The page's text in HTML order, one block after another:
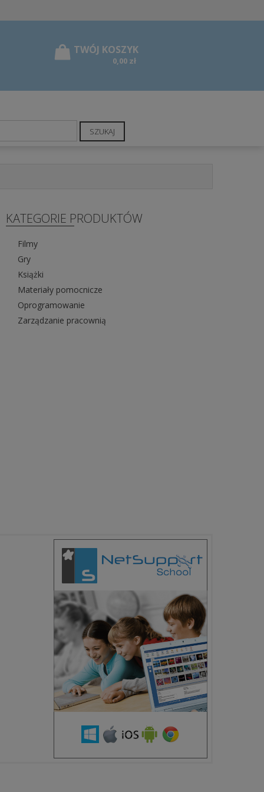
0,00 zł
SZUKAJ
KATEGORIE PRODUKTÓW
Filmy
Gry
Książki
Materiały pomocnicze
Oprogramowanie
Zarządzanie pracownią